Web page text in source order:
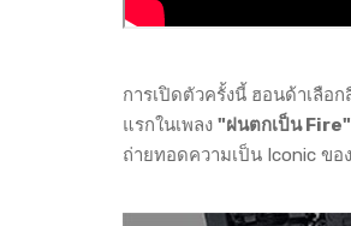
การเปิดตัวครั้งนี้ ฮอนด้าเลือ
แรกในเพลง "ฝนตกเป็น Fire"
ถ่ายทอดความเป็น Iconic ขอ